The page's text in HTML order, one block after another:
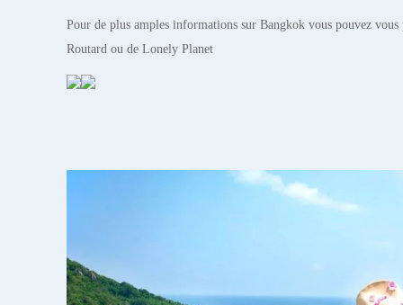
Pour de plus amples informations sur Bangkok vous pouvez
Routard ou de Lonely Planet